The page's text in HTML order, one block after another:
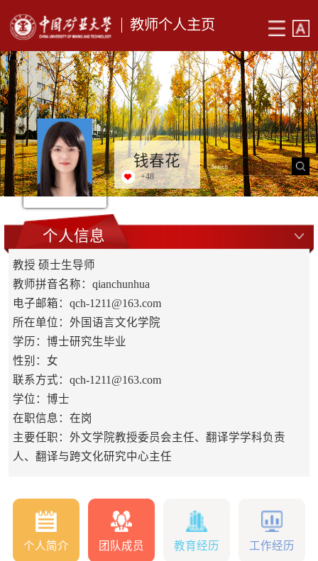
教师个人主页
钱春花
+48
个人信息
教授 硕士生导师
教师拼音名称：qianchunhua
电子邮箱： qch-1211@163.com
所在单位：外国语言文化学院
学历：博士研究生毕业
性别：女
联系方式：qch-1211@163.com
学位：博士
在职信息：在岗
主要任职：外文学院教授委员会主任、翻译学学科负责
人、翻译与跨文化研究中心主任
个人简介 团队成员 教育经历 工作经历